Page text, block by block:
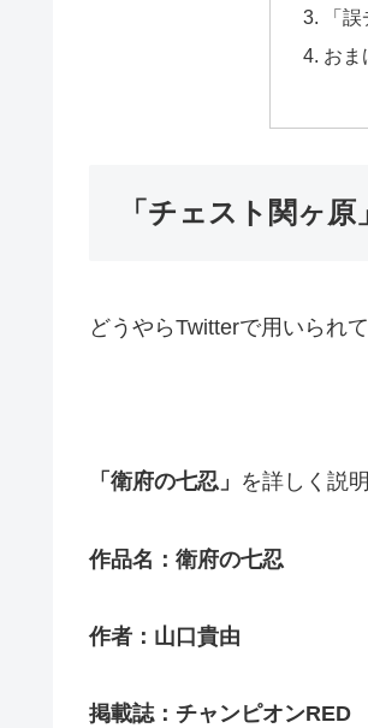
「
おま
「チェスト関ヶ
どうやらTwitterで用いられ
「衛府の七忍」 を詳しく説
作品名：衛府の七忍
作者：山口貴由
掲載誌：チャンピオンRED